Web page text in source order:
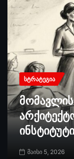
ᲡᲢᲠᲐᲢᲔᲒᲘᲐ
მაისი 5, 2026